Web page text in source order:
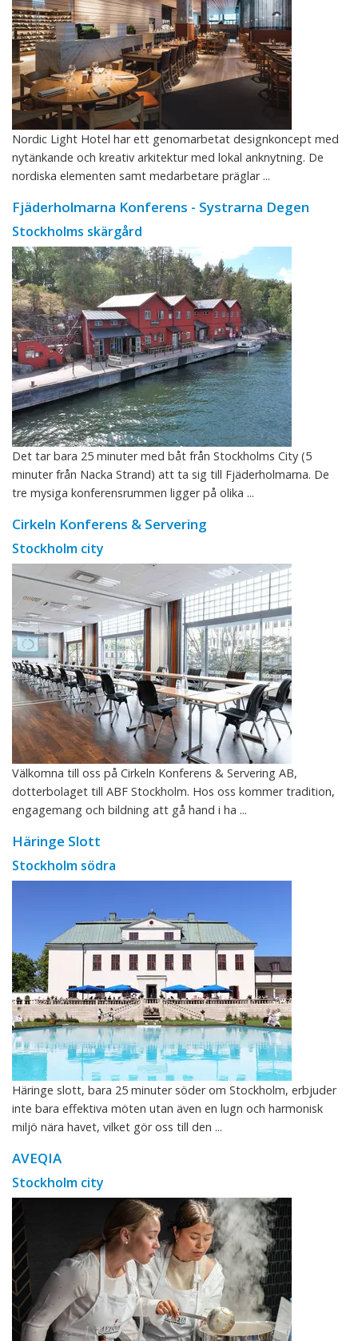
Nordic Light Hotel har ett genomarbetat designkoncept med
nytänkande och kreativ arkitektur med lokal anknytning. De
nordiska elementen samt medarbetare präglar ...
Fjäderholmarna Konferens - Systrarna Degen
Stockholms skärgård
Det tar bara 25 minuter med båt från Stockholms City (5
minuter från Nacka Strand) att ta sig till Fjäderholmarna. De
tre mysiga konferensrummen ligger på olika ...
Cirkeln Konferens & Servering
Stockholm city
Välkomna till oss på Cirkeln Konferens & Servering AB,
dotterbolaget till ABF Stockholm. Hos oss kommer tradition,
engagemang och bildning att gå hand i ha ...
Häringe Slott
Stockholm södra
Häringe slott, bara 25 minuter söder om Stockholm, erbjuder
inte bara effektiva möten utan även en lugn och harmonisk
miljö nära havet, vilket gör oss till den ...
AVEQIA
Stockholm city